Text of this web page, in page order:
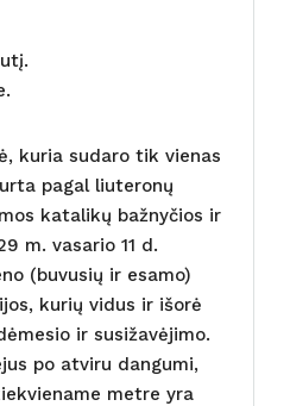
kuria sudaro tik vienas
pagal liuteronų
katalikų bažnyčios ir
m. vasario 11 d.
(buvusių ir esamo)
kurių vidus ir išorė
ir susižavėjimo.
po atviru dangumi,
metre yra